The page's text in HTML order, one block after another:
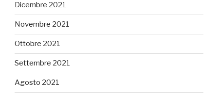
Dicembre 2021
Novembre 2021
Ottobre 2021
Settembre 2021
Agosto 2021